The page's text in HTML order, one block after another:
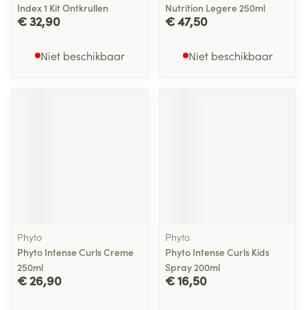
Index 1 Kit Ontkrullen
€ 32,90
Niet beschikbaar
Nutrition Legere 250ml
€ 47,50
Niet beschikbaar
Phyto
Phyto Intense Curls Creme
250ml
€ 26,90
Phyto
Phyto Intense Curls Kids
Spray 200ml
€ 16,50